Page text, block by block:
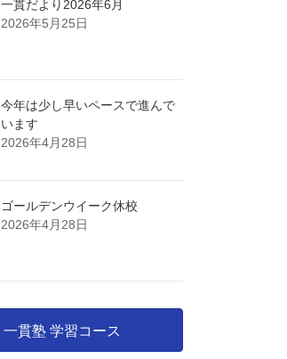
一貫だより2026年6月
2026年5月25日
今年は少し早いペースで進んで
います
2026年4月28日
ゴールデンウイーク休校
2026年4月28日
一貫塾 学習コース